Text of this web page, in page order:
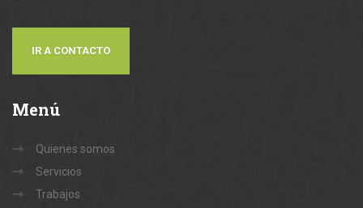
IR A CONTACTO
Menú
Quienes somos
Servicios
Trabajos